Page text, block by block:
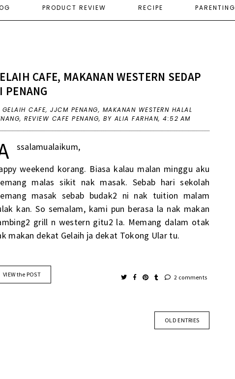
PRODUCT REVIEW RECIPE PARENTING
CAFE, MAKANAN WESTERN SEDAP
PENANG
GELAIH CAFE,JJCM PENANG, MAKANAN WESTERN HALAL
,REVIEW CAFE PENANG,BY ALIA FARHAN,4:52 AM
ssalamualaikum,
weekend korang. Biasa kalau malan minggu aku
malas sikit nak masak. Sebab hari sekolah
masak sebab budak2 ni nak tuition malam
kan. So semalam, kami pun berasa la nak makan
grill n western gitu2 la. Memang dalam otak
makan dekat Gelaih ja dekat Tokong Ular tu.
VIEW the POST 2 comments
OLD ENTRIES